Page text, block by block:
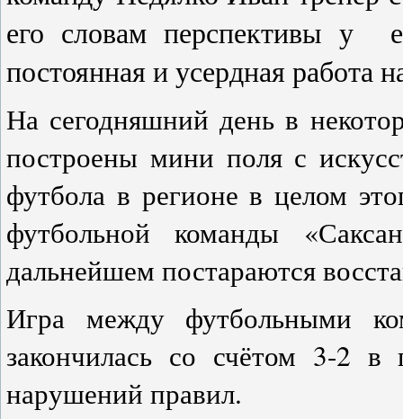
его словам перспективы у
постоянная и усердная работа
На сегодняшний день в
построены мини поля с
футбола в регионе в целом
футбольной команды
дальнейшем постараются
Игра между футбольными
закончилась со счётом 3-2
нарушений правил.